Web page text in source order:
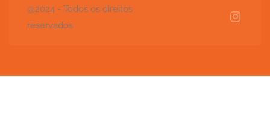
@2024 - Todos os direitos
reservados